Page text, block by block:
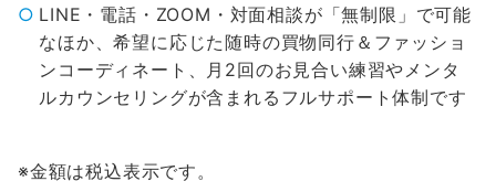
LINE・電話・ZOOM・対面相談が「無制限」で可能
なほか、希望に応じた随時の買物同行＆ファッショ
ンコーディネート、月2回のお見合い練習やメンタ
ルカウンセリングが含まれるフルサポート体制です
※金額は税込表示です。